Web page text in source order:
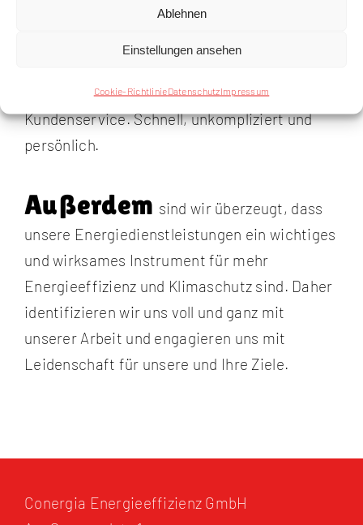
Ablehnen
Einstellungen ansehen
Cookie-RichtlinieDatenschutzImpressum
gerade für unsere langfristigen Vertrags- und
Geschäftsbeziehungen muss die Erfüllung der
stehen. Und das erfordert guten
Kundenservice. Schnell, unkompliziert und
persönlich.
Außerdem sind wir überzeugt, dass
unsere Energiedienstleistungen ein wichtiges
und wirksames Instrument für mehr
Energieeffizienz und Klimaschutz sind. Daher
identifizieren wir uns voll und ganz mit
unserer Arbeit und engagieren uns mit
Leidenschaft für unsere und Ihre Ziele.
Conergia Energieeffizienz GmbH